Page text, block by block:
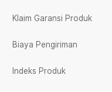
Klaim Garansi Produk
Biaya Pengiriman
Indeks Produk